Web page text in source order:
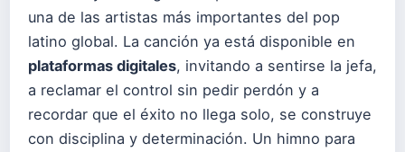
una de las artistas más importantes del pop
latino global. La canción ya está disponible en
plataformas digitales, invitando a sentirse la jefa,
a reclamar el control sin pedir perdón y a
recordar que el éxito no llega solo, se construye
con disciplina y determinación. Un himno para